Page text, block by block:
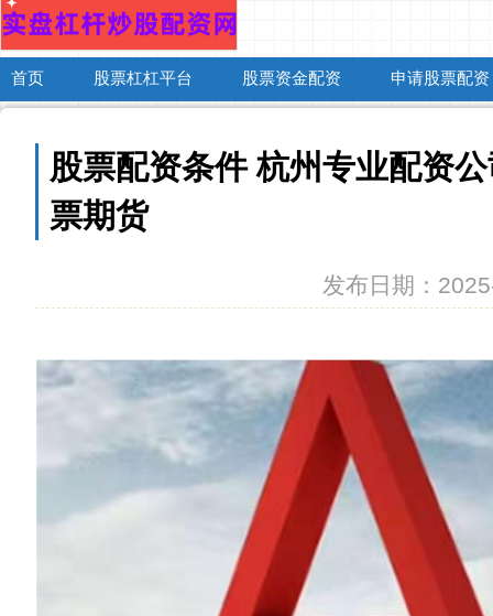
首页 股票杠杠平台 股票资金配资 申请股票配资
股票配资条件 杭州专业配资
票期货
发布日期：